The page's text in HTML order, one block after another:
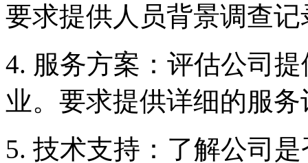
要求提供人员背景调查记
4. 服务方案：评估公司
业。要求提供详细的服
5. 技术支持：了解公司